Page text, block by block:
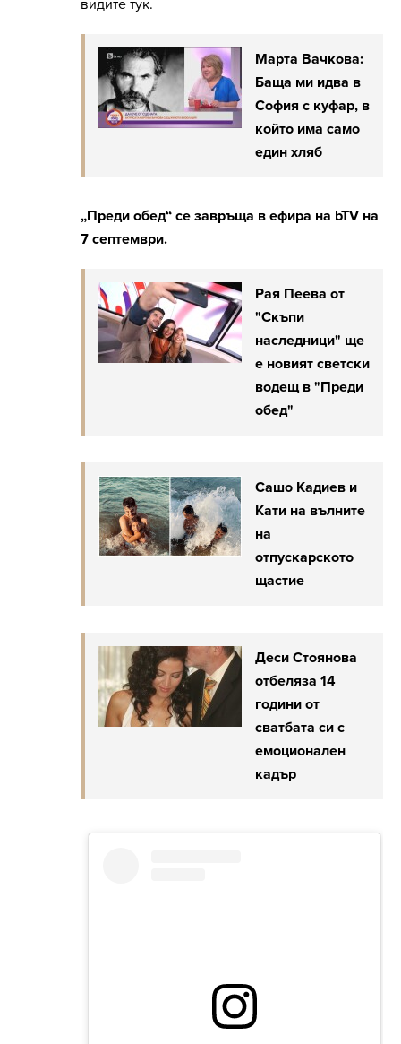
видите тук.
Марта Вачкова:
Баща ми идва в
София с куфар, в
който има само
един хляб
„Преди обед“ се завръща в ефира на bTV на
7 септември.
Рая Пеева от
"Скъпи
наследници" ще
е новият светски
водещ в "Преди
обед"
Сашо Кадиев и
Кати на вълните
на
отпускарското
щастие
Деси Стоянова
отбеляза 14
години от
сватбата си с
емоционален
кадър